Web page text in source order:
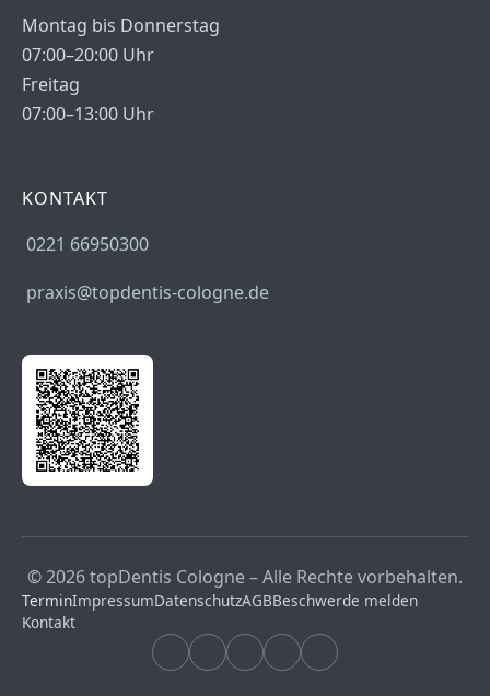
Montag bis Donnerstag
07:00–20:00 Uhr
Freitag
07:00–13:00 Uhr
KONTAKT
0221 66950300
praxis@topdentis-cologne.de
© 2026 topDentis Cologne – Alle Rechte vorbehalten.
TerminImpressumDatenschutzAGBBeschwerde melden
Kontakt